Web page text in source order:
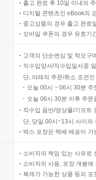
출고 완료 후 10일 이내의
디지털 콘텐츠인 eBook의
중고상품의 경우 출고 완료
모바일 쿠폰의 경우 유효기
고객의 단순변심 및 착오구
직수입양서/직수입일서중
단, 아래의 주문/취소 조건
오늘 00시 ~ 06시 30분
오늘 06시 30분 이후 주
직수입 음반/영상물/기프트
단, 당일 00시~13시 사이의
박스 포장은 택배 배송이
소비자의 책임 있는 사유로
소비자의 사용, 포장 개봉
복제가 가능한 상품 등의